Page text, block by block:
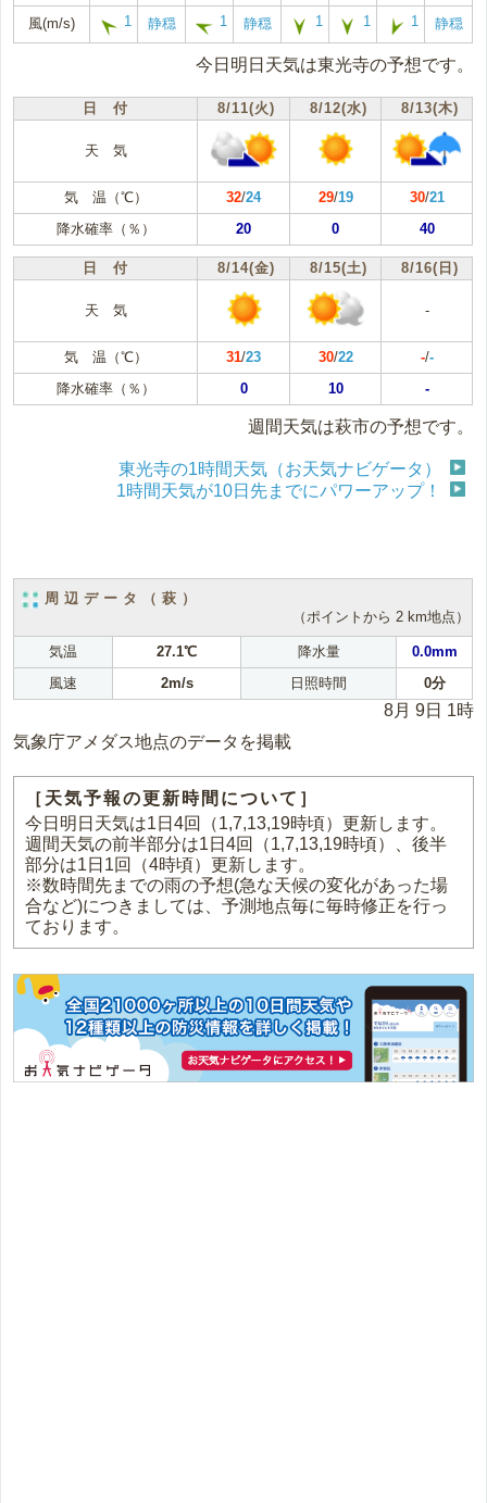
風(m/s) 1 静穏 1 静穏 1 1 1 静穏
今日明日天気は東光寺の予想です。
日 付 8/11(火) 8/12(水) 8/13(木)
天 気
気 温（℃） 32/24 29/19 30/21
降水確率（％）
20 0 40
日 付 8/14(金) 8/15(土) 8/16(日)
天 気 -
気 温（℃） 31/23 30/22 -/-
降水確率（％）
0 10 -
週間天気は萩市の予想です。
東光寺の1時間天気（お天気ナビゲータ）
1時間天気が10日先までにパワーアップ！
周辺データ（萩）
（ポイントから 2 km地点）
気温 27.1℃ 降水量
0.0mm
風速
2m/s 日照時間 0分
8月 9日 1時
気象庁アメダス地点のデータを掲載
［天気予報の更新時間について］
今日明日天気は1日4回（1,7,13,19時頃）更新します。
週間天気の前半部分は1日4回（1,7,13,19時頃）、後半
部分は1日1回（4時頃）更新します。
※数時間先までの雨の予想(急な天候の変化があった場
合など)につきましては、予測地点毎に毎時修正を行っ
ております。